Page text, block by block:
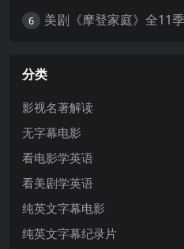
6 美剧《摩登家庭》全11
分类
影视名著解读
无字幕电影
看电影学英语
看美剧学英语
纯英文字幕电影
纯英文字幕纪录片